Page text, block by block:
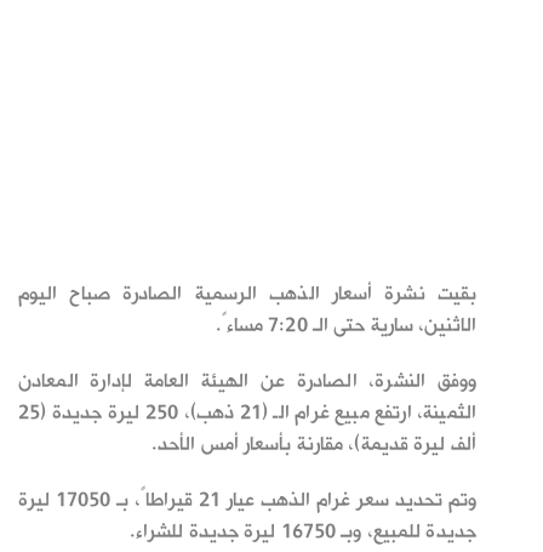
بقيت نشرة أسعار الذهب الرسمية الصادرة صباح اليوم
الاثنين، سارية حتى الـ 7:20 مساءً.
ووفق النشرة، الصادرة عن الهيئة العامة لإدارة المعادن
الثمينة، ارتفع مبيع غرام الـ (21 ذهب)، 250 ليرة جديدة (25
ألف ليرة قديمة)، مقارنة بأسعار أمس الأحد.
وتم تحديد سعر غرام الذهب عيار 21 قيراطاً، بـ 17050 ليرة
‏جديدة للمبيع، وبـ ‏16750 ليرة جديدة للشراء. ‏ ‏